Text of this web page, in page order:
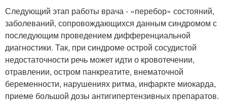
Следующий этап работы врача - «перебор» состояний,
заболеваний, сопровождающихся данным синдромом с
последующим проведением дифференциальной
диагностики. Так, при синдроме острой сосудистой
недостаточности речь может идти о кровотечении,
отравлении, остром панкреатите, внематочной
беременности, нарушениях ритма, инфаркте миокарда,
приеме большой дозы антигипертензивных препаратов.